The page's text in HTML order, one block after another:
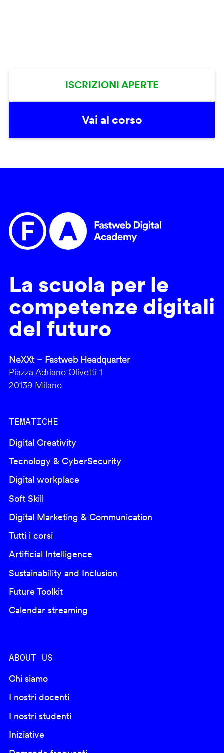
ISCRIZIONI APERTE
Vai al corso
La scuola per le
competenze digitali
del futuro
NeXXt – Fastweb Headquarter
Piazza Adriano Olivetti 1
20139 Milano
TEMATICHE
Digital Creativity
Tecnology & CyberSecurity
Digital workplace
Soft Skill
Digital Marketing & Communication
Tutti i corsi
Artificial Intelligence
Sustainability and Inclusion
Future Toolkit
Calendar streaming
ABOUT US
Chi siamo
I nostri docenti
I nostri studenti
Iniziative